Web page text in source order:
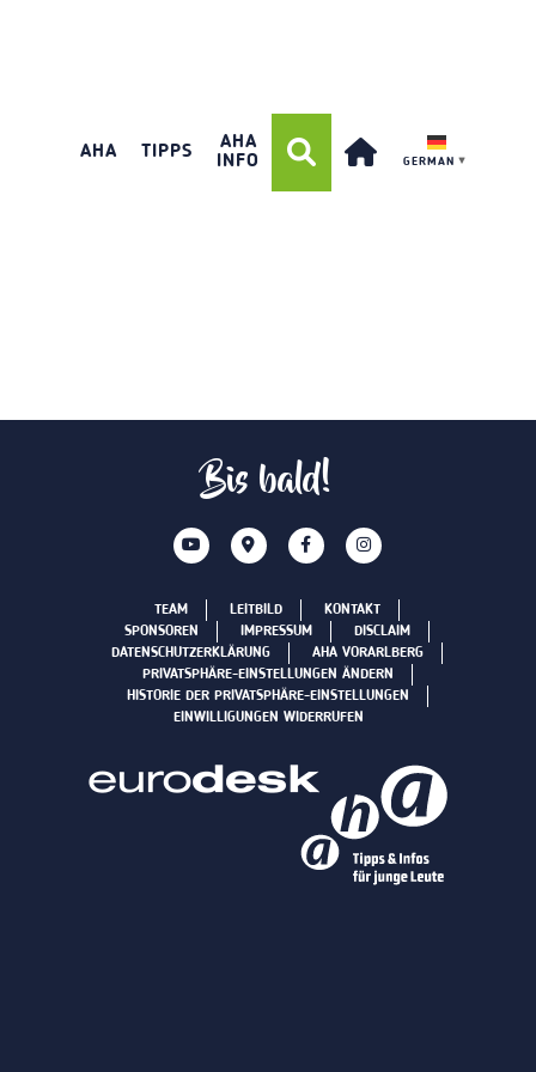
AHA TIPPS
AHA
INFO
GERMAN ▼
Bis bald!
TEAM LEITBILD
KONTAKT
SPONSOREN
IMPRESSUM
DISCLAIM
DATENSCHUTZERKLÄRUNG
AHA VORARLBERG
PRIVATSPHÄRE-EINSTELLUNGEN ÄNDERN
HISTORIE DER PRIVATSPHÄRE-EINSTELLUNGEN
EINWILLIGUNGEN WIDERRUFEN